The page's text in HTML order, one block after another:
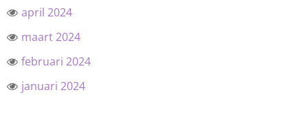
april 2024
maart 2024
februari 2024
januari 2024